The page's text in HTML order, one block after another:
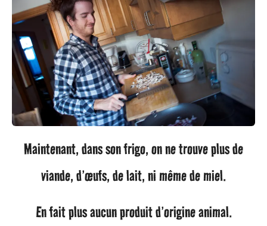
Maintenant, dans son frigo, on ne trouve plus de
viande, d’œufs, de lait, ni même de miel.
En fait plus aucun produit d’origine animal.